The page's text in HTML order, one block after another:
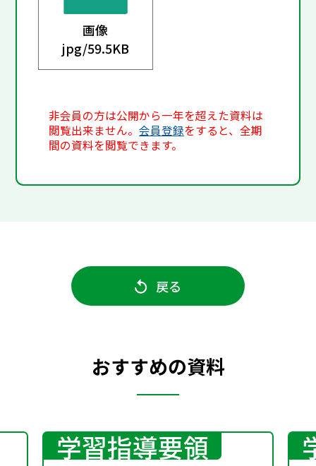
画像
jpg/59.5KB
非会員の方は公開から一年を超えた資料は
閲覧出来ません。会員登録をすると、全期
間の資料を閲覧できます。
戻る
おすすめの資料
学習指導要領